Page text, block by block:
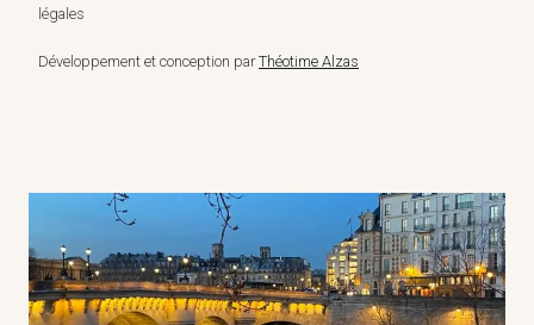
légales
Développement et conception parThéotime Alzas